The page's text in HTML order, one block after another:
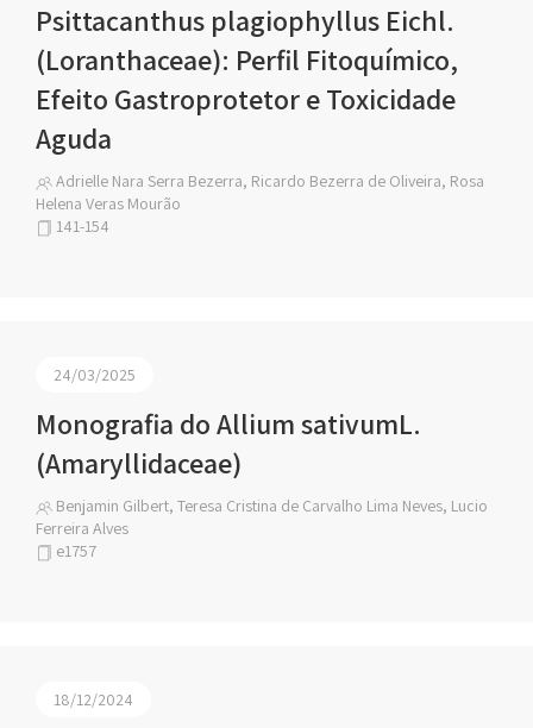
Psittacanthus plagiophyllus Eichl.
(Loranthaceae): Perfil Fitoquímico,
Efeito Gastroprotetor e Toxicidade
Aguda
Adrielle Nara Serra Bezerra, Ricardo Bezerra de Oliveira, Rosa
Helena Veras Mourão
141-154
24/03/2025
Monografia do Allium sativumL.
(Amaryllidaceae)
Benjamin Gilbert, Teresa Cristina de Carvalho Lima Neves, Lucio
Ferreira Alves
e1757
18/12/2024